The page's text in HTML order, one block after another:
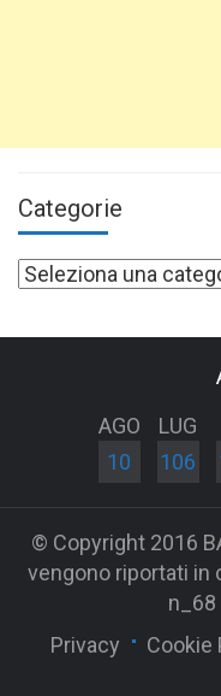
Categorie
Categorie
AGO
10
LUG
106
© Copyright 2016
vengono riportati in
n_68
Privacy
Cookie